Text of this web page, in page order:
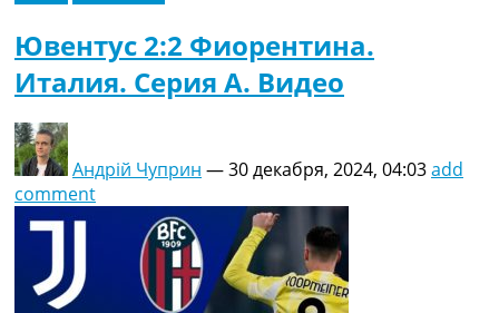
Ювентус 2:2 Фиорентина.
Италия. Серия A. Видео
Андрій Чуприн —30 декабря, 2024, 04:03add
comment